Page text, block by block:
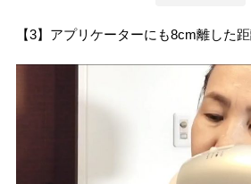
【3】アプリケーターにも8cm離した